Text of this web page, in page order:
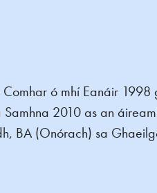
ó mhí Eanáir
2010 as an
(Onórach) sa